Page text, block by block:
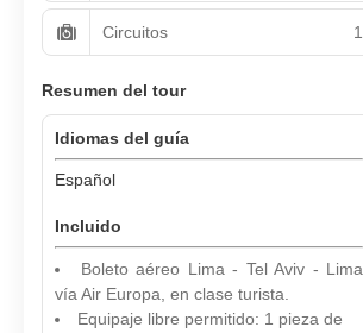
Circuitos 1
Resumen del tour
Idiomas del guía
Español
Incluido
Boleto aéreo Lima - Tel Aviv - Lima
vía Air Europa, en clase turista.
Equipaje libre permitido: 1 pieza de